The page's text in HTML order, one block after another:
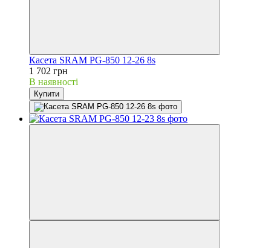
Касета SRAM PG-850 12-26 8s
1 702 грн
В наявності
Купити